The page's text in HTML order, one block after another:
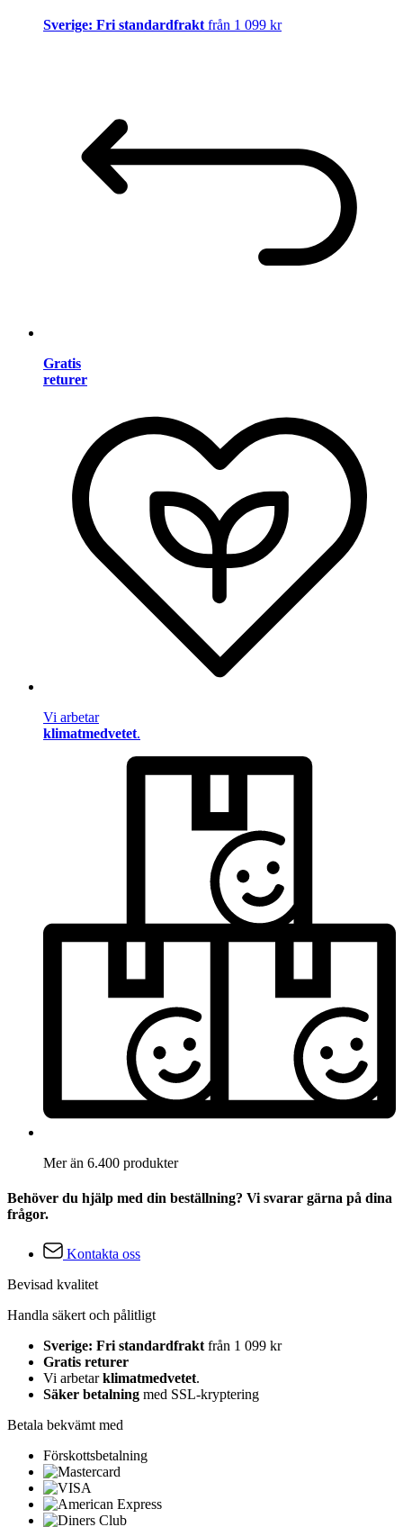
Sverige: Fri standardfrakt från 1 099 kr
Gratis
returer
Vi arbetar
klimatmedvetet.
Mer än 6.400 produkter
Behöver du hjälp med din beställning? Vi svarar gärna på dina
frågor.
Kontakta oss
Bevisad kvalitet
Handla säkert och pålitligt
Sverige: Fri standardfrakt från 1 099 kr
Gratis returer
Vi arbetarklimatmedvetet.
Säker betalning med SSL-kryptering
Betala bekvämt med
Förskottsbetalning